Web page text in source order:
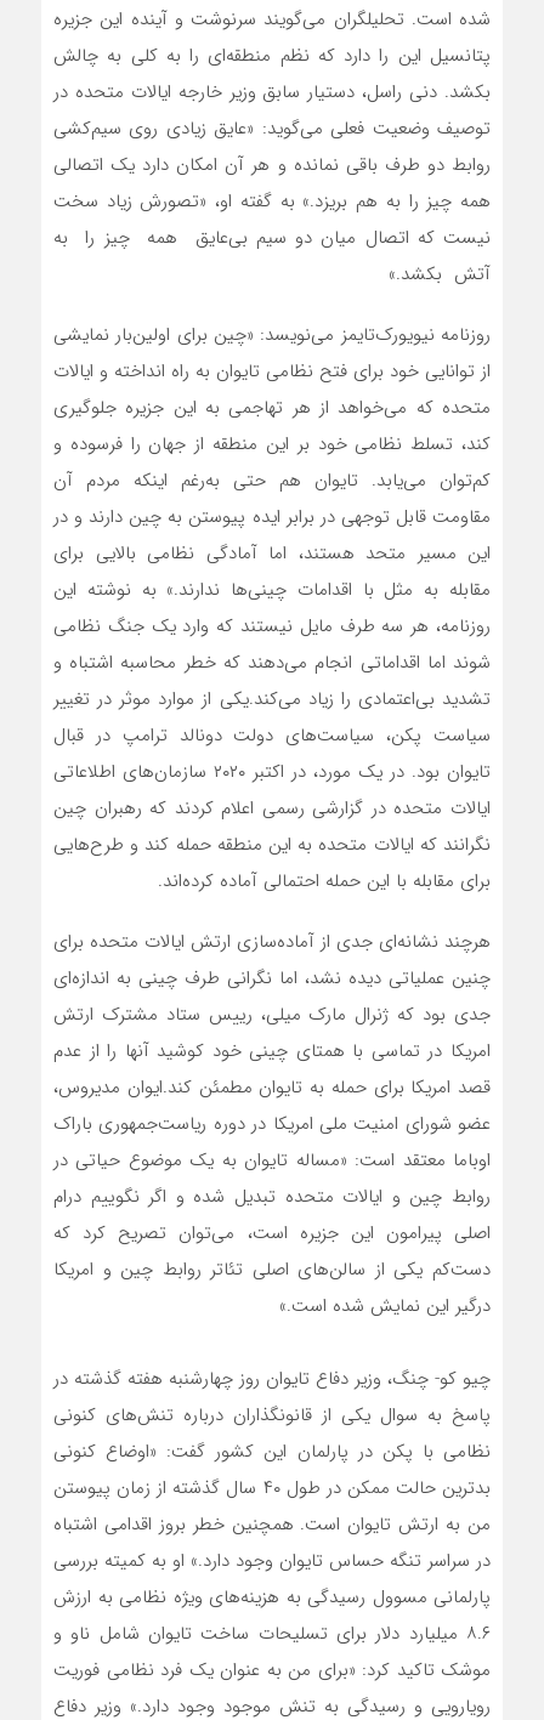
شده است. تحلیلگران می‌گویند سرنوشت و آینده این جزیره
پتانسیل این را دارد که نظم منطقه‌ای را به کلی به چالش
بکشد. دنی راسل، دستیار سابق وزیر خارجه ایالات متحده در
توصیف وضعیت فعلی می‌گوید: «عایق زیادی روی سیم‌کشی
روابط دو طرف باقی نمانده و هر آن امکان دارد یک اتصالی
همه ‌چیز را به هم بریزد.» به گفته او، «تصورش زیاد سخت
نیست که اتصال میان دو سیم بی‌عایق همه ‌چیز را به
آتش بکشد.»
روزنامه‌ نیویورک‌تایمز می‌نویسد: «چین برای اولین‌بار نمایشی
از توانایی خود برای فتح نظامی تایوان به راه انداخته و ایالات
متحده که می‌خواهد از هر تهاجمی به این جزیره جلوگیری
کند، تسلط نظامی خود بر این منطقه از جهان را فرسوده و
کم‌توان می‌یابد. تایوان هم حتی به‌رغم اینکه مردم آن
مقاومت قابل توجهی در برابر ایده پیوستن به چین دارند و در
این مسیر متحد هستند، اما آمادگی نظامی بالایی برای
مقابله به مثل با اقدامات چینی‌ها ندارند.» به نوشته این
روزنامه، هر سه طرف مایل نیستند که وارد یک جنگ نظامی
شوند اما اقداماتی انجام می‌دهند که خطر محاسبه اشتباه و
تشدید بی‌اعتمادی را زیاد می‌کند.یکی از موارد موثر در تغییر
سیاست پکن، سیاست‌های دولت دونالد ترامپ در قبال
تایوان بود. در یک مورد، در اکتبر ۲۰۲۰ سازمان‌های اطلاعاتی
ایالات متحده در گزارشی رسمی اعلام کردند که رهبران چین
نگرانند که ایالات متحده به این منطقه حمله کند و طرح‌هایی
برای مقابله با این حمله احتمالی آماده کرده‌اند.
هرچند نشانه‌ای جدی از آماده‌سازی ارتش ایالات متحده برای
چنین عملیاتی دیده نشد، اما نگرانی طرف چینی به اندازه‌ای
جدی بود که ژنرال مارک میلی، رییس ستاد مشترک ارتش
امریکا در تماسی با همتای چینی خود کوشید آنها را از عدم
قصد امریکا برای حمله به تایوان مطمئن کند.ایوان مدیروس،
عضو شورای امنیت ملی امریکا در دوره ریاست‌جمهوری باراک
اوباما معتقد است: «مساله تایوان به یک موضوع حیاتی در
روابط چین و ایالات متحده تبدیل شده و اگر نگوییم درام
اصلی پیرامون این جزیره است، می‌توان تصریح کرد که
دست‌کم یکی از سالن‌های اصلی تئاتر روابط چین و امریکا
درگیر این نمایش شده است.»
چیو کو- چنگ، وزیر دفاع تایوان روز چهارشنبه هفته گذشته در
پاسخ به سوال یکی از قانونگذاران درباره تنش‌های کنونی
نظامی با پکن در پارلمان این کشور گفت: «اوضاع کنونی
بدترین حالت ممکن در طول ۴۰ سال گذشته از زمان پیوستن
من به ارتش تایوان است. همچنین خطر بروز اقدامی اشتباه
در سراسر تنگه حساس تایوان وجود دارد.» او به کمیته بررسی
پارلمانی مسوول رسیدگی به هزینه‌های ویژه نظامی به ارزش
۸.۶ میلیارد دلار برای تسلیحات ساخت تایوان شامل ناو و
موشک تاکید کرد: «برای من به عنوان یک فرد نظامی فوریت
رویارویی و رسیدگی به تنش موجود وجود دارد.» وزیر دفاع